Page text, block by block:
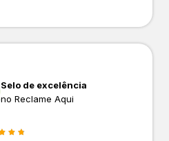
Selo de excelência
no Reclame Aqui